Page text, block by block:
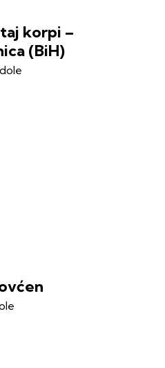
korpi –
(BiH)